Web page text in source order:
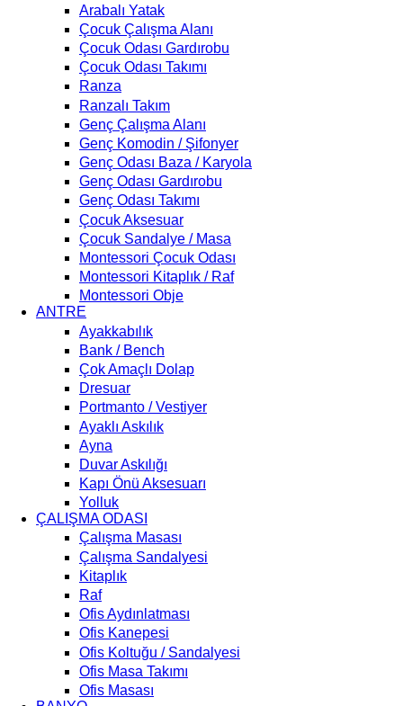
Arabalı Yatak
Çocuk Çalışma Alanı
Çocuk Odası Gardırobu
Çocuk Odası Takımı
Ranza
Ranzalı Takım
Genç Çalışma Alanı
Genç Komodin / Şifonyer
Genç Odası Baza / Karyola
Genç Odası Gardırobu
Genç Odası Takımı
Çocuk Aksesuar
Çocuk Sandalye / Masa
Montessori Çocuk Odası
Montessori Kitaplık / Raf
Montessori Obje
ANTRE
Ayakkabılık
Bank / Bench
Çok Amaçlı Dolap
Dresuar
Portmanto / Vestiyer
Ayaklı Askılık
Ayna
Duvar Askılığı
Kapı Önü Aksesuarı
Yolluk
ÇALIŞMA ODASI
Çalışma Masası
Çalışma Sandalyesi
Kitaplık
Raf
Ofis Aydınlatması
Ofis Kanepesi
Ofis Koltuğu / Sandalyesi
Ofis Masa Takımı
Ofis Masası